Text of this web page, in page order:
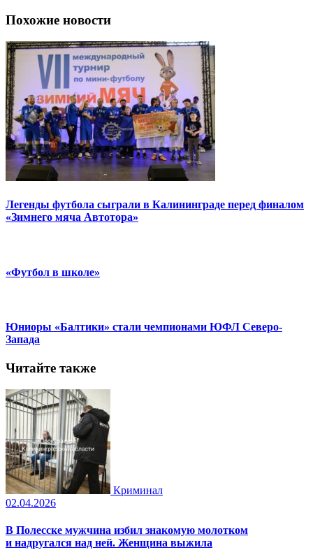
Похожие новости
Легенды футбола сыграли в Калининграде перед финалом
«Зимнего мяча Автотора»
«Футбол в школе»
Юниоры «Балтики» стали чемпионами ЮФЛ Северо-
Запада
Читайте также
Криминал
02.04.2026
В Полесске мужчина избил знакомую молотком
и надругался над ней. Женщина выжила